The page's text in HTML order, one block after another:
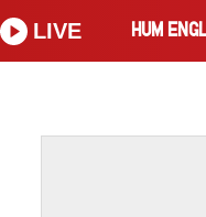
HUM
LIVE